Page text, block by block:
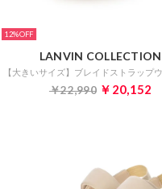
12%
LANVIN COLLECTION
￥22,990 ￥20,152